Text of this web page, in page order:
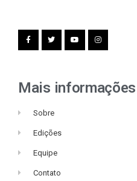
Mais informações
Sobre
Edições
Equipe
Contato